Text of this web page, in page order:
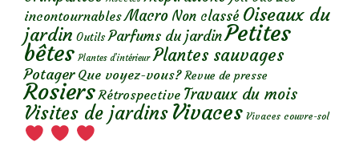
incontournables Macro Non classé Oiseaux du
jardin Outils Parfums du jardinPetites
bêtes Plantes d’intérieur Plantes sauvages
Potager Que voyez-vous? Revue de presse
Rosiers Rétrospective Travaux du mois
Visites de jardins Vivaces Vivaces couvre-sol